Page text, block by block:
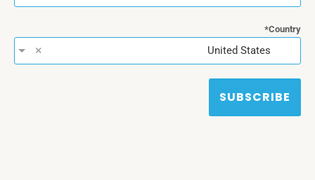
Country
United States
×
SUBSCRIBE